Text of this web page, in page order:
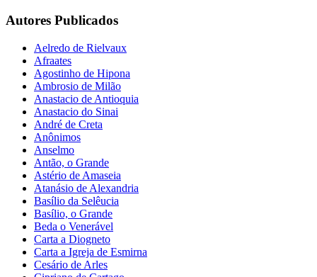
Autores Publicados
Aelredo de Rielvaux
Afraates
Agostinho de Hipona
Ambrosio de Milão
Anastacio de Antioquia
Anastacio do Sinai
André de Creta
Anônimos
Anselmo
Antão, o Grande
Astério de Amaseia
Atanásio de Alexandria
Basílio da Selêucia
Basílio, o Grande
Beda o Venerável
Carta a Diogneto
Carta a Igreja de Esmirna
Cesário de Arles